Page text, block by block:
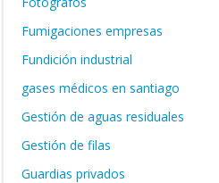
Fumigaciones empresas
Fundición industrial
gases médicos en santiago
Gestión de aguas residuales
Gestión de filas
Guardias privados